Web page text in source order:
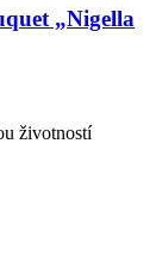
„Nigella
životností